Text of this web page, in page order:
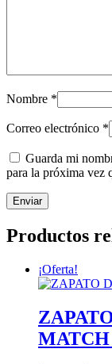
Nombre *
Correo electrónico *
Guarda mi
para la próxima vez
Productos
¡Oferta!